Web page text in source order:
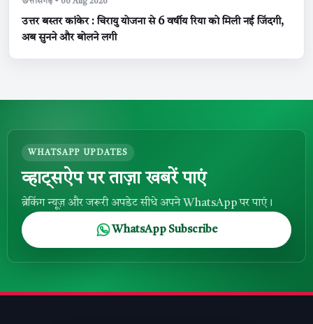
उत्तर बस्तर कांकेर : चिरायु योजना से 6 वर्षीय रिया को मिली नई जिंदगी,
अब सुनने और बोलने लगी
WHATSAPP UPDATES
व्हाट्सऐप पर ताज़ा खबरें पाएं
ब्रेकिंग न्यूज़ और जरूरी अपडेट सीधे अपने WhatsApp पर पाएं।
WhatsApp Subscribe